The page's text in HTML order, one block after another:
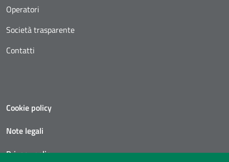
Operatori
Società trasparente
Contatti
Cookie policy
Note legali
Privacy policy